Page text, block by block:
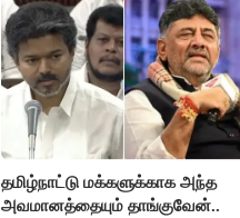
தமிழ்நாட்டு மக்களுக்காக அந்த
அவமானத்தையும் தாங்குவேன்..